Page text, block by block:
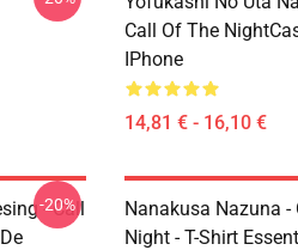
Call Of The
IPhone
14,81 € - 16,10 €
- Call
-20%
Nanakusa Nazuna -
Night - T-Shirt